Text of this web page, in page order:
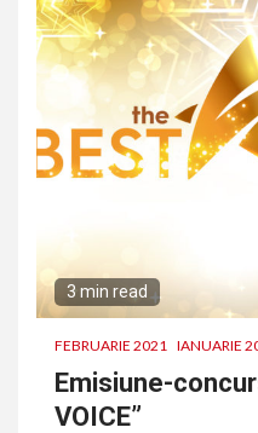
3 min read
FEBRUARIE 2021 IANUARIE
Emisiune-
VOICE”